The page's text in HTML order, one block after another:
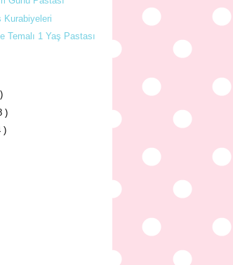
Kurabiyeleri
Temalı 1 Yaş Pastası
)
)